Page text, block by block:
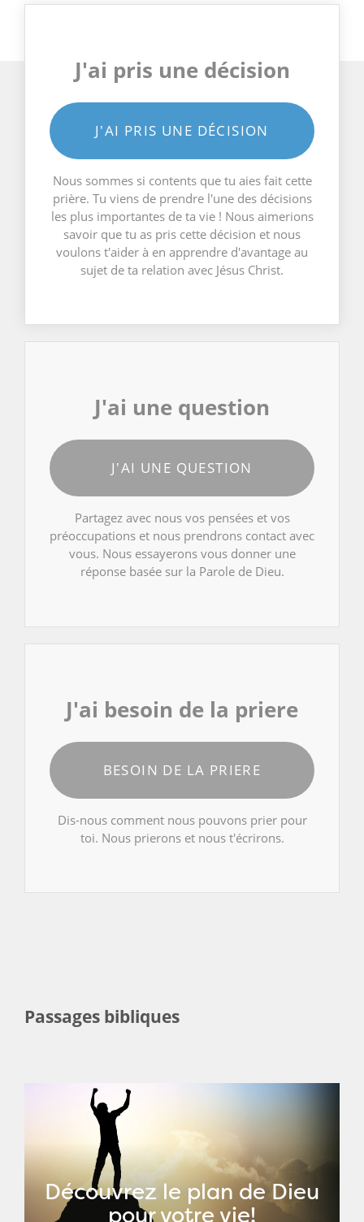
J'ai pris une décision
J'AI PRIS UNE DÉCISION
Nous sommes si contents que tu aies fait cette
prière. Tu viens de prendre l'une des décisions
les plus importantes de ta vie ! Nous aimerions
savoir que tu as pris cette décision et nous
voulons t'aider à en apprendre d'avantage au
sujet de ta relation avec Jésus Christ.
J'ai une question
J'AI UNE QUESTION
Partagez avec nous vos pensées et vos
préoccupations et nous prendrons contact avec
vous. Nous essayerons vous donner une
réponse basée sur la Parole de Dieu.
J'ai besoin de la priere
BESOIN DE LA PRIERE
Dis-nous comment nous pouvons prier pour
toi. Nous prierons et nous t'écrirons.
Passages bibliques
Découvrez le plan de Dieu
pour votre vie!